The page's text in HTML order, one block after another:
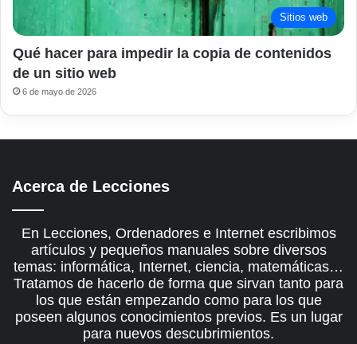
Sitios web
Qué hacer para impedir la copia de contenidos
de un sitio web
6 de mayo de 2026
Acerca de Lecciones
En Lecciones, Ordenadores e Internet escribimos
artículos y pequeños manuales sobre diversos
temas: informática, Internet, ciencia, matemáticas…
Tratamos de hacerlo de forma que sirvan tanto para
los que están empezando como para los que
poseen algunos conocimientos previos. Es un lugar
para nuevos descubrimientos.